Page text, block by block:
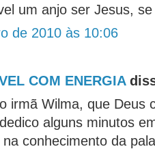
um anjo ser Jesus,
de 2010 às 10:06
COM ENERGIA
irmã Wilma, que Deus
alguns minutos
conhecimento da